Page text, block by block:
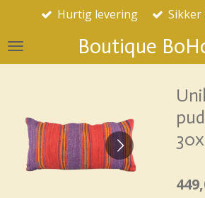
Spring
hovedindhold Boutique
Hurtig levering